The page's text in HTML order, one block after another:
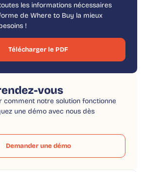
les informations nécessaires
de Where to Buy la mieux
!
Télécharger le PDF
vous
comment notre solution fonctionne
une démo avec nous dès
Demander une démo